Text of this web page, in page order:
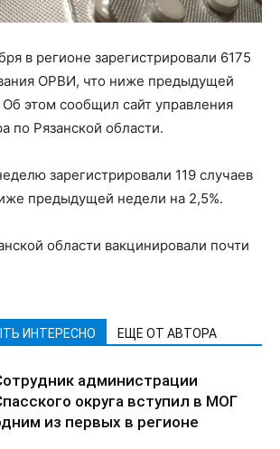
в регионе зарегистрировали 6175
ОРВИ, что ниже предыдущей
этом сообщил сайт управления
по Рязанской области.
зарегистрировали 119 случаев
предыдущей недели на 2,5%.
области вакцинировали почти
ИНТЕРЕСНО ЕЩЕ ОТ АВТОРА
администрации
округа вступил в МОГ
из первых в регионе